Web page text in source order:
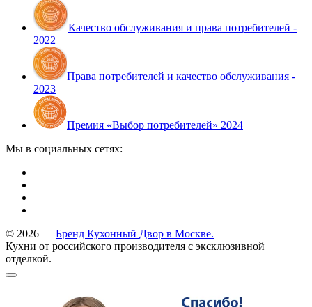
Качество обслуживания и права потребителей -
2022
Права потребителей и качество обслуживания -
2023
Премия «Выбор потребителей» 2024
Мы в социальных сетях:
© 2026 — Бренд Кухонный Двор в Москве.
Кухни от российского производителя с эксклюзивной
отделкой.